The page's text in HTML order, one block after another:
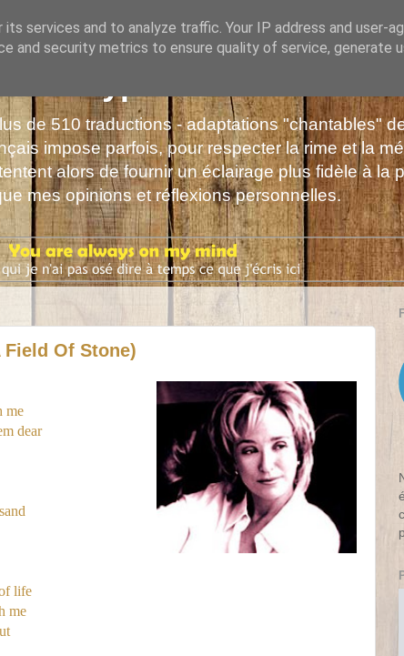
Polyphrène
de 510 traductions - adaptations "chantables"
impose parfois, pour respecter la rime et la
alors de fournir un éclairage plus fidèle à la
mes opinions et réflexions personnelles.
Of Stone)
me
dear
life
me
services and to analyze traffic. Your IP address and user-
and security metrics to ensure quality of service, generate